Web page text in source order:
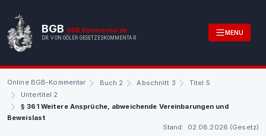
BGB BGB.Kommentar.de
DR. VON GÖLER GESETZESKOMMENTAR
MENU
Online BGB-Kommentar Buch 2 Abschnitt 3
Titel 5
Untertitel 2
§ 361 Weitere Ansprüche, abweichende Vereinbarungen und
Beweislast
Stand: 02.08.2026 (Gesetz)